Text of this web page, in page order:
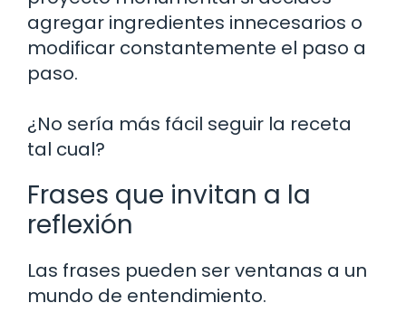
agregar ingredientes innecesarios o
modificar constantemente el paso a
paso.
¿No sería más fácil seguir la receta
tal cual?
Frases que invitan a la
reflexión
Las frases pueden ser ventanas a un
mundo de entendimiento.